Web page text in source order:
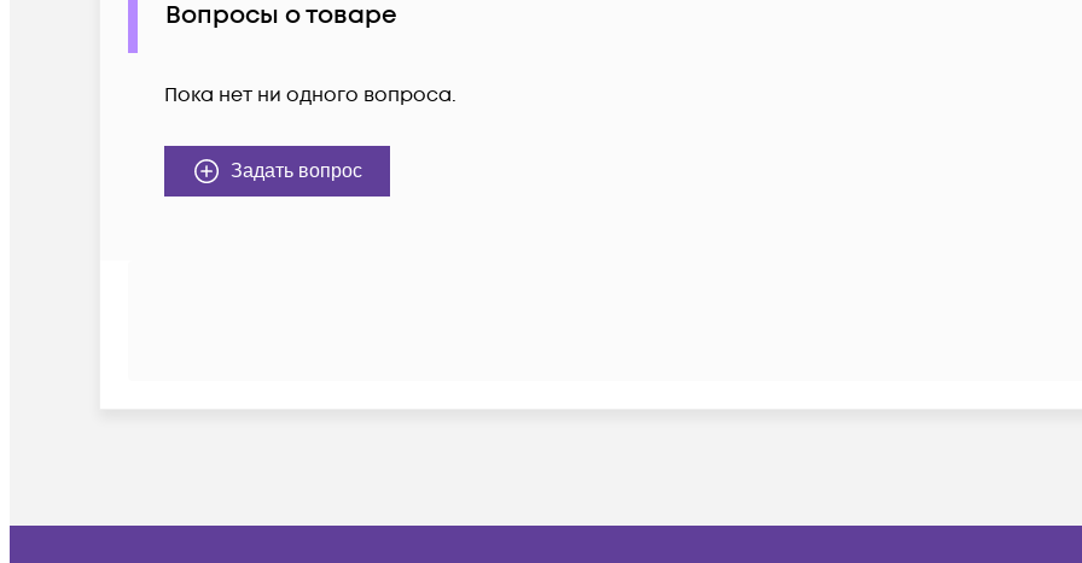
Вопросы о товаре
Пока нет ни одного вопроса.
Задать вопрос